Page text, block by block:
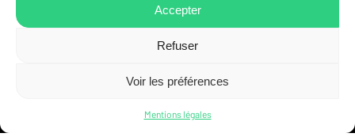
Accepter
Refuser
Voir les préférences
Mentions légales
9 boulevard du Jazz
L-4370 Belval
(+352) 58 26 66